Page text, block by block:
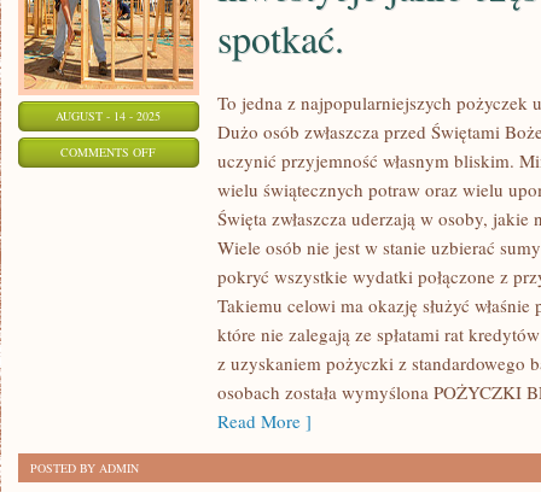
AUGUST - 14 - 2025
COMMENTS OFFON
INWESTYCJE
MOŻNA
SPOTKAĆ.
spotkać.
To jedna z najpopularniejszych pożyczek
Dużo osób zwłaszcza przed Świętami
uczynić przyjemność własnym bliskim.
wielu świątecznych potraw oraz wielu
Święta zwłaszcza uderzają w osoby, jakie
Wiele osób nie jest w stanie uzbierać
pokryć wszystkie wydatki połączone z
Takiemu celowi ma okazję służyć
które nie zalegają ze spłatami rat
z uzyskaniem pożyczki z standardowego
osobach została wymyślona POŻYCZKI
Read More ]
POSTED BY ADMIN